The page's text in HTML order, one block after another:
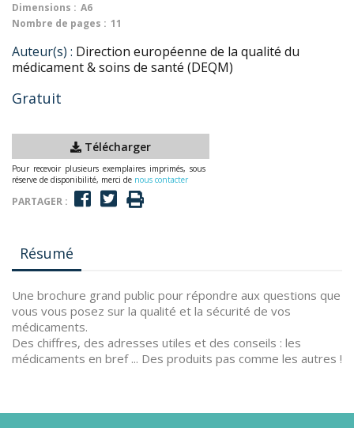
Dimensions : A6
Nombre de pages : 11
Auteur(s) : Direction européenne de la qualité du
médicament & soins de santé (DEQM)
Gratuit
Télécharger
Pour recevoir plusieurs exemplaires imprimés, sous
réserve de disponibilité, merci de nous contacter
PARTAGER :
Résumé
Une brochure grand public pour répondre aux questions que
vous vous posez sur la qualité et la sécurité de vos
médicaments.
Des chiffres, des adresses utiles et des conseils : les
médicaments en bref ... Des produits pas comme les autres !